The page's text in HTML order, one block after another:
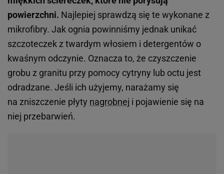
powierzchni. Najlepiej sprawdzą się te wykonane z
mikrofibry. Jak ognia powinniśmy jednak unikać
szczoteczek z twardym włosiem i detergentów o
kwaśnym odczynie. Oznacza to, że czyszczenie
grobu z granitu przy pomocy cytryny lub octu jest
odradzane. Jeśli ich użyjemy, narażamy się
na zniszczenie płyty nagrobnej i pojawienie się na
niej przebarwień.